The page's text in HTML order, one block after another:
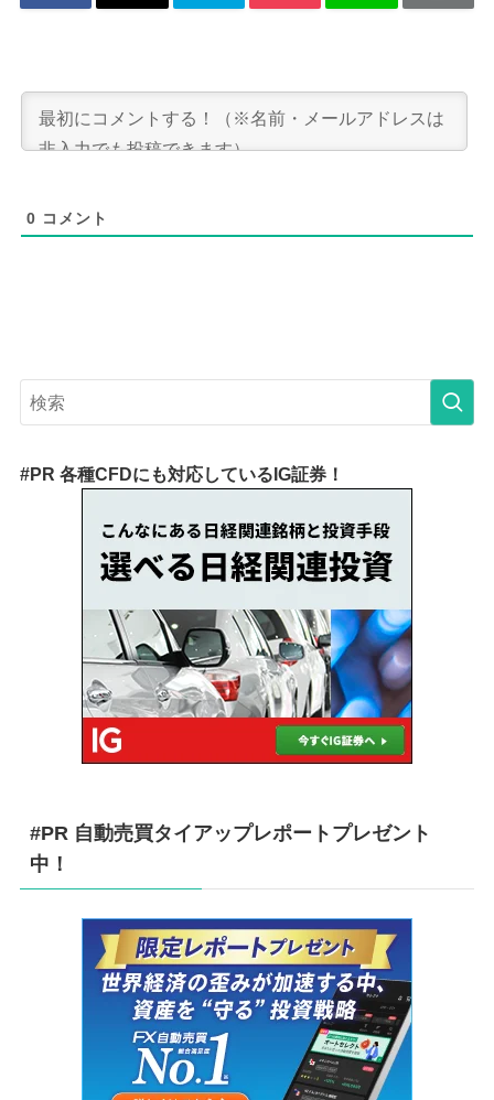
0 コメント
#PR 各種CFDにも対応しているIG証券！
#PR 自動売買タイアップレポートプレゼント
中！